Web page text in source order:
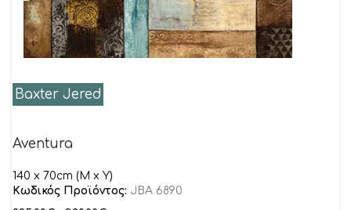
Baxter Jered
Aventura
140 x 70cm (M x Y)
Κωδικός Προϊόντος: JBA 6890